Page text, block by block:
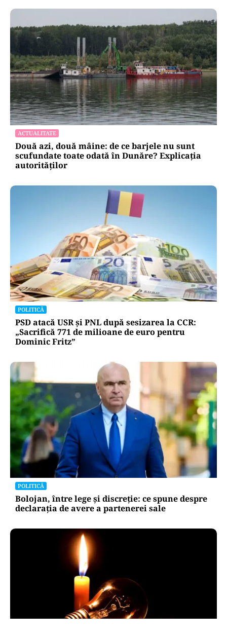
ACTUALITATE
Două azi, două mâine: de ce barjele nu sunt
scufundate toate odată în Dunăre? Explicația
autorităților
POLITICĂ
PSD atacă USR și PNL după sesizarea la CCR:
„Sacrifică 771 de milioane de euro pentru
Dominic Fritz”
POLITICĂ
Bolojan, între lege și discreție: ce spune despre
declarația de avere a partenerei sale